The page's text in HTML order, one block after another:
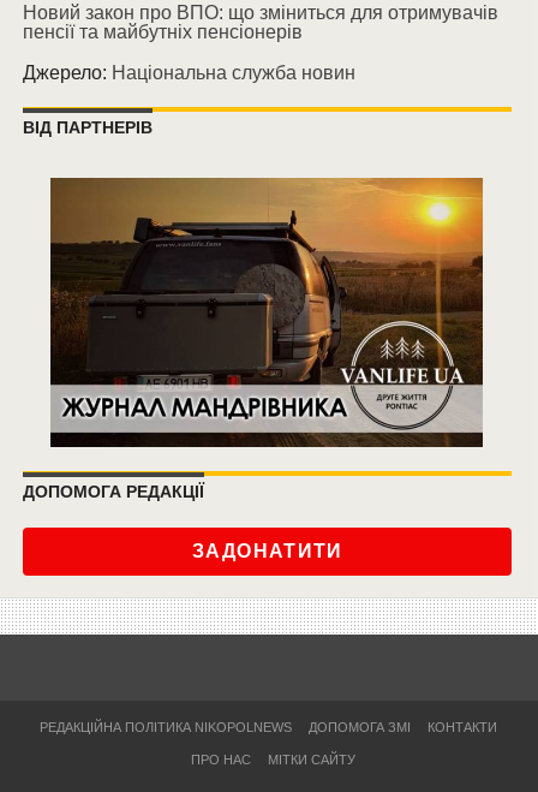
Новий закон про ВПО: що зміниться для отримувачів
пенсії та майбутніх пенсіонерів
Джерело: Національна служба новин
ВІД ПАРТНЕРІВ
ДОПОМОГА РЕДАКЦІЇ
ЗАДОНАТИТИ
РЕДАКЦІЙНА ПОЛІТИКА NIKOPOLNEWS ДОПОМОГА ЗМІ КОНТАКТИ
ПРО НАС МІТКИ САЙТУ